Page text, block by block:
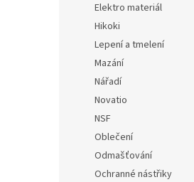
Elektro materiál
Hikoki
Lepení a tmelení
Mazání
Nářadí
Novatio
NSF
Oblečení
Odmašťování
Ochranné nástřiky